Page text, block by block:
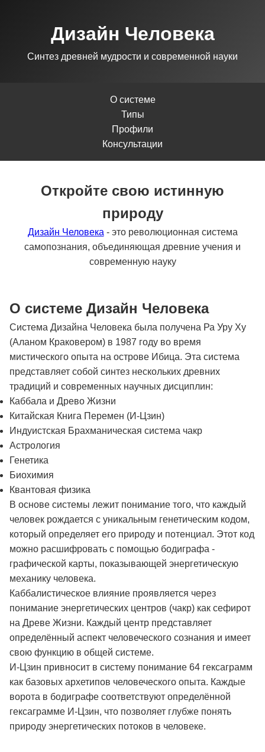
Дизайн Человека
Синтез древней мудрости и современной науки
О системе
Типы
Профили
Консультации
Откройте свою истинную
природу
Дизайн Человека - это революционная система
самопознания, объединяющая древние учения и
современную науку
О системе Дизайн Человека
Система Дизайна Человека была получена Ра Уру Ху
(Аланом Краковером) в 1987 году во время
мистического опыта на острове Ибица. Эта система
представляет собой синтез нескольких древних
традиций и современных научных дисциплин:
Каббала и Древо Жизни
Китайская Книга Перемен (И-Цзин)
Индуистская Брахманическая система чакр
Астрология
Генетика
Биохимия
Квантовая физика
В основе системы лежит понимание того, что каждый
человек рождается с уникальным генетическим кодом,
который определяет его природу и потенциал. Этот код
можно расшифровать с помощью бодиграфа -
графической карты, показывающей энергетическую
механику человека.
Каббалистическое влияние проявляется через
понимание энергетических центров (чакр) как сефирот
на Древе Жизни. Каждый центр представляет
определённый аспект человеческого сознания и имеет
свою функцию в общей системе.
И-Цзин привносит в систему понимание 64 гексаграмм
как базовых архетипов человеческого опыта. Каждые
ворота в бодиграфе соответствуют определённой
гексаграмме И-Цзин, что позволяет глубже понять
природу энергетических потоков в человеке.